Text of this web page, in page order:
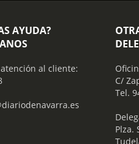
AYUDA?
al cliente:
C/
Tel.
Plza.